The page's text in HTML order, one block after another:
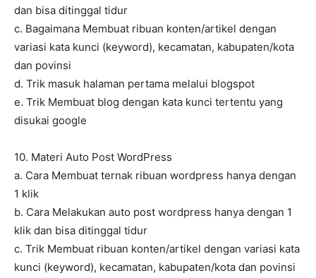
dan bisa ditinggal tidur
c. Bagaimana Membuat ribuan konten/artikel dengan
variasi kata kunci (keyword), kecamatan, kabupaten/kota
dan povinsi
d. Trik masuk halaman pertama melalui blogspot
e. Trik Membuat blog dengan kata kunci tertentu yang
disukai google
10. Materi Auto Post WordPress
a. Cara Membuat ternak ribuan wordpress hanya dengan
1 klik
b. Cara Melakukan auto post wordpress hanya dengan 1
klik dan bisa ditinggal tidur
c. Trik Membuat ribuan konten/artikel dengan variasi kata
kunci (keyword), kecamatan, kabupaten/kota dan povinsi